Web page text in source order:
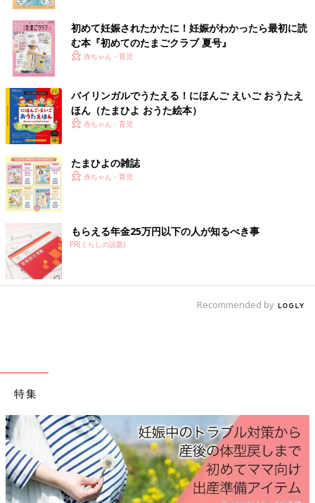
肩甲骨を寄せるように意識しながら、ひじを曲げた状態で腕を下
ろしていきます。１，２、３を、気持ちのいいペースで、数回行
いましょう。
３．腰痛解消ストレッチ
続いて、腰が痛いときに効果的なストレッチを紹介します。
１）床に正座し、前に腕をつく
初めて妊娠されたかたに！妊娠がわかったら最初に読
む本『初めてのたまごクラブ 夏号』
赤ちゃん・育児
バイリンガルでうたえる！にほんご えいご おうたえ
ほん（たまひよ おうた絵本）
赤ちゃん・育児
たまひよの雑誌
赤ちゃん・育児
もらえる年金25万円以下の人が知るべき事
PR(くらしの話題)
Recommended by
特集